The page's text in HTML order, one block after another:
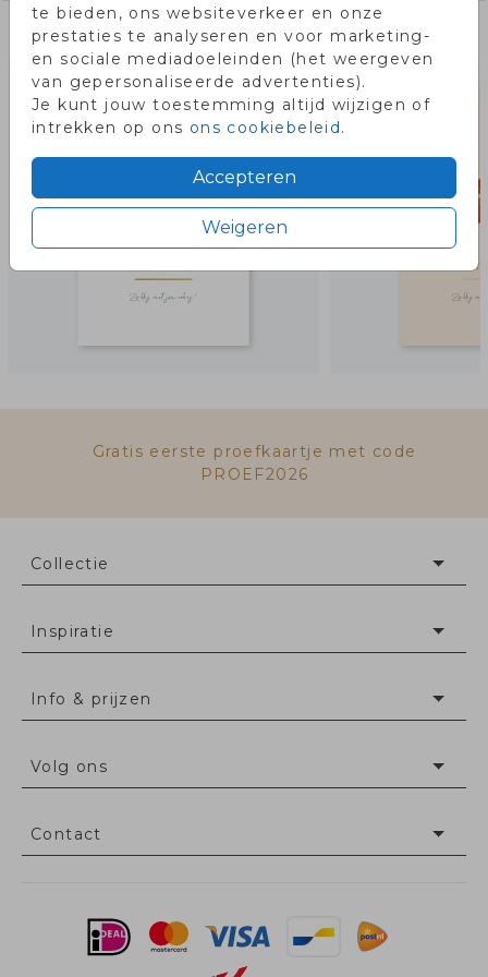
te bieden, ons websiteverkeer en onze
prestaties te analyseren en voor marketing-
en sociale mediadoeleinden (het weergeven
van gepersonaliseerde advertenties).
Je kunt jouw toestemming altijd wijzigen of
intrekken op ons ons cookiebeleid.
Accepteren
Weigeren
Misschien vind je dit ook leuk!
Gratis eerste proefkaartje met code
PROEF2026
Collectie
Inspiratie
Info & prijzen
Volg ons
Contact